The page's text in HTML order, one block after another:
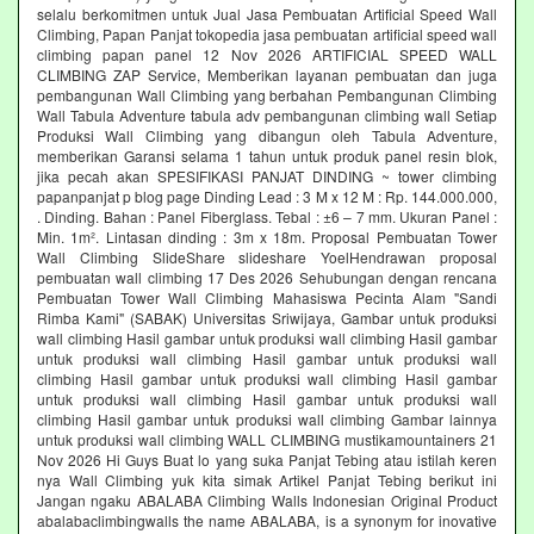
selalu berkomitmen untuk Jual Jasa Pembuatan Artificial Speed Wall
Climbing, Papan Panjat tokopedia jasa pembuatan artificial speed wall
climbing papan panel 12 Nov 2026 ARTIFICIAL SPEED WALL
CLIMBING ZAP Service, Memberikan layanan pembuatan dan juga
pembangunan Wall Climbing yang berbahan Pembangunan Climbing
Wall Tabula Adventure tabula adv pembangunan climbing wall Setiap
Produksi Wall Climbing yang dibangun oleh Tabula Adventure,
memberikan Garansi selama 1 tahun untuk produk panel resin blok,
jika pecah akan SPESIFIKASI PANJAT DINDING ~ tower climbing
papanpanjat p blog page Dinding Lead : 3 M x 12 M : Rp. 144.000.000,
. Dinding. Bahan : Panel Fiberglass. Tebal : ±6 – 7 mm. Ukuran Panel :
Min. 1m². Lintasan dinding : 3m x 18m. Proposal Pembuatan Tower
Wall Climbing SlideShare slideshare YoelHendrawan proposal
pembuatan wall climbing 17 Des 2026 Sehubungan dengan rencana
Pembuatan Tower Wall Climbing Mahasiswa Pecinta Alam "Sandi
Rimba Kami" (SABAK) Universitas Sriwijaya, Gambar untuk produksi
wall climbing Hasil gambar untuk produksi wall climbing Hasil gambar
untuk produksi wall climbing Hasil gambar untuk produksi wall
climbing Hasil gambar untuk produksi wall climbing Hasil gambar
untuk produksi wall climbing Hasil gambar untuk produksi wall
climbing Hasil gambar untuk produksi wall climbing Gambar lainnya
untuk produksi wall climbing WALL CLIMBING mustikamountainers 21
Nov 2026 Hi Guys Buat lo yang suka Panjat Tebing atau istilah keren
nya Wall Climbing yuk kita simak Artikel Panjat Tebing berikut ini
Jangan ngaku ABALABA Climbing Walls Indonesian Original Product
abalabaclimbingwalls the name ABALABA, is a synonym for inovative